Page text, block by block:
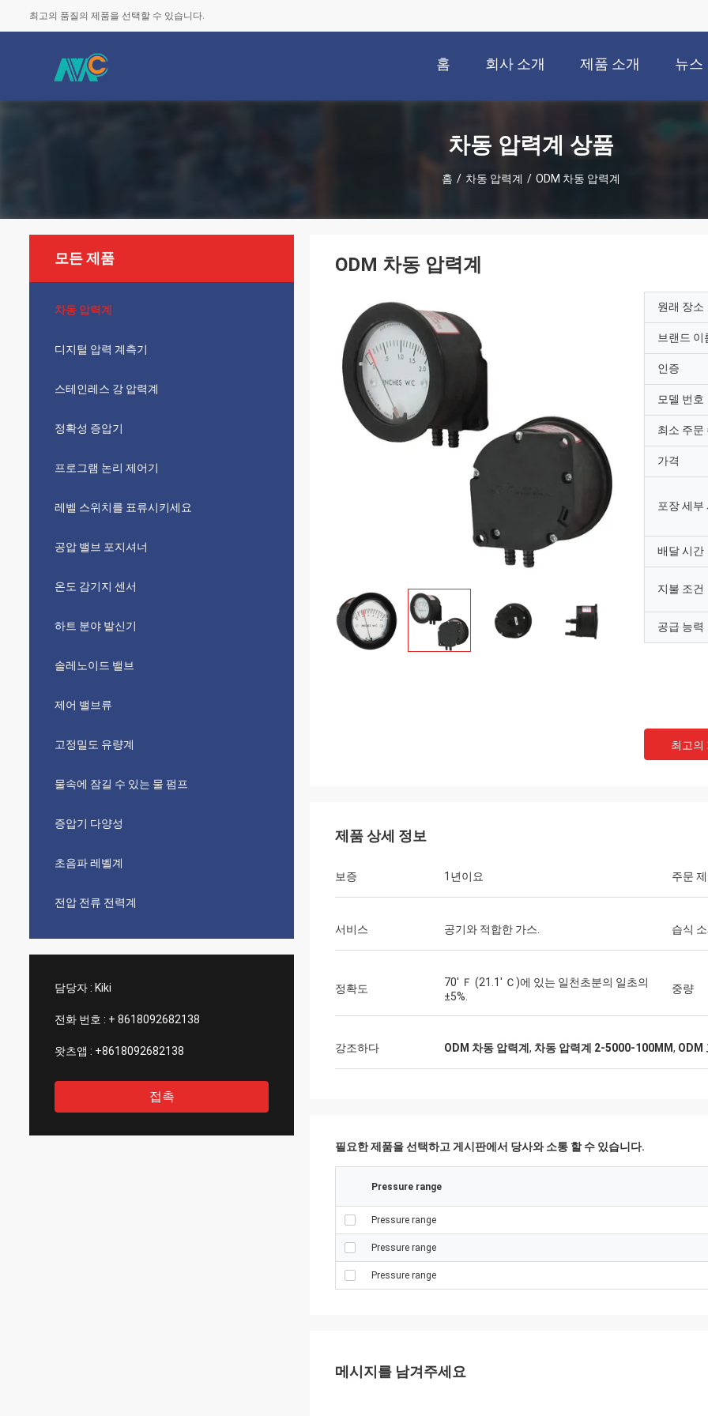
최고의 품질의 제품을 선택할 수 있습니다.
홈 회사 소개 제품 소개 뉴스
차동 압력계 상품
홈 / 차동 압력계 / ODM 차동 압력계
모든 제품
차동 압력계
디지털 압력 계측기
스테인레스 강 압력계
정확성 증압기
프로그램 논리 제어기
레벨 스위치를 표류시키세요
공압 밸브 포지셔너
온도 감기지 센서
하트 분야 발신기
솔레노이드 밸브
제어 밸브류
고정밀도 유량계
물속에 잠길 수 있는 물 펌프
증압기 다양성
초음파 레벨계
전압 전류 전력계
담당자 : Kiki
전화 번호 : + 8618092682138
왓츠앱 : +8618092682138
접촉
ODM 차동 압력계
원래 장소
브랜드 이
인증
모델 번호
최소 주문
가격
포장 세부
배달 시간
지불 조건
공급 능력
최고의
제품 상세 정보
보증 1년이요 주문
서비스 공기와 적합한 가스. 습식
정확도
70' Ｆ (21.1' Ｃ)에 있는 일천초분의 일초의
±5%.
중량
강조하다 ODM 차동 압력계 , 차동 압력계 2-5000-100MM, ODM
필요한 제품을 선택하고 게시판에서 당사와 소통 할 수 있습니다.
Pressure range
Pressure range
Pressure range
Pressure range
메시지를 남겨주세요